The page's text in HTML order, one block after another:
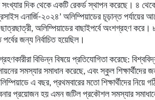
দিক থেকে একটি রেকর্ড স্থাপন করেছে। ৪
এনার্জি-২০২৪’ অলিম্পিয়াডের চূড়ান্ত
অলিম্পিয়াডের বাছাইপর্বে অংশগ্রহণ করে।
জন্য নির্বাচিত হয়েছিল।
বিভিন্ন বিষয়ে প্রতিযোগিতা করেছে:
সমস্যার সমাধান করেছে, এবং স্কুল শিক্ষার্থীদের
এ বছর, প্রথমবারের মতো শিক্ষার্থীদের নিয়ে
প্রয়োজন হয় এমন জটিল প্রকৌশল সমস্যার